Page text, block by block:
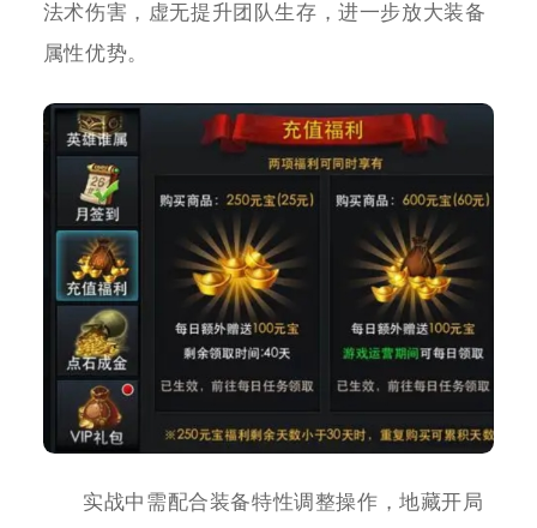
法术伤害，虚无提升团队生存，进一步放大装备
属性优势。
实战中需配合装备特性调整操作，地藏开局